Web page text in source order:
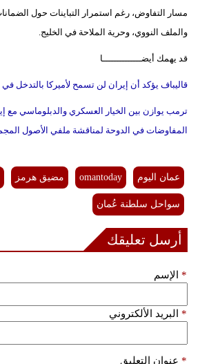
مسار التفاوض، رغم استمرار التباينات حول
والملف النووي، وحرية الملاحة في الخليج.
قد يهمك أيضــــــــــــــا
قاليباف يؤكد أن إيران لن تسمح لأميركا بالتدخل
ترمب يوازن بين الخيار العسكري والدبلوماسي مع
المفاوضات في الدوحة لمناقشة ملفي الأصول
عمان اليوم omantoday مضيق هرمز
سواحل سلطنة عُمان
أرسل تعليقك
الإسم *
البريد الألكتروني *
عنوان التعليق *